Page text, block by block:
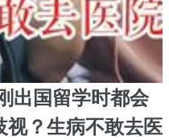
出国留学时都会
？生病不敢去医